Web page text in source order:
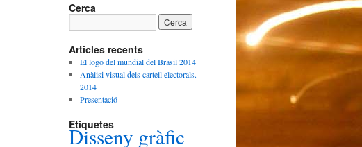
Cerca
Articles recents
El logo del mundial del Brasil 2014
Anàlisi visual dels cartell electorals.
2014
Presentació
Etiquetes
Disseny gràfic